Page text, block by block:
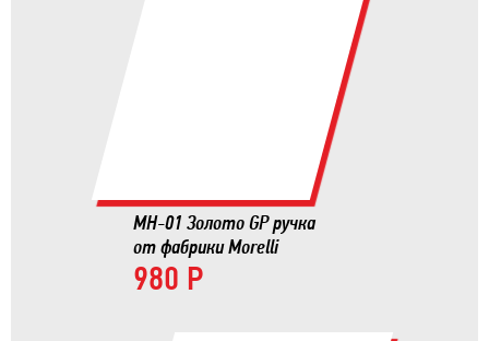
MH-01 Золото GP ручка
от фабрики Morelli
980 Р